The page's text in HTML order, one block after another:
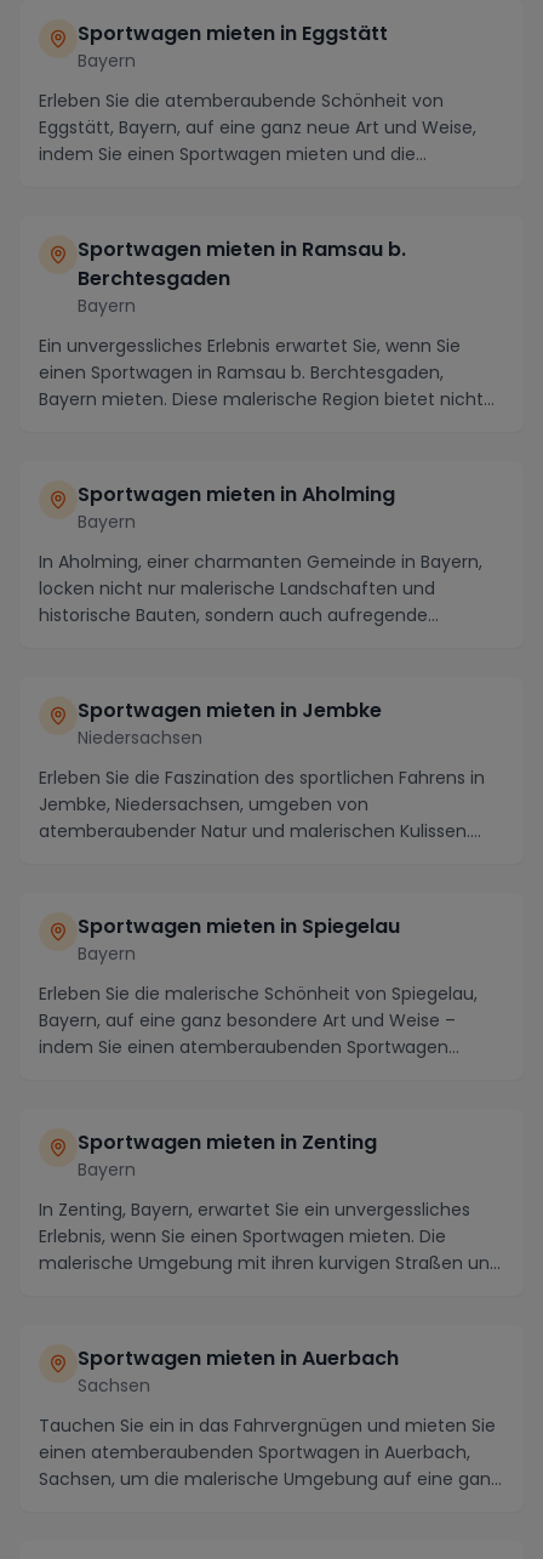
Sportwagen mieten in Eggstätt
Bayern
Erleben Sie die atemberaubende Schönheit von
Eggstätt, Bayern, auf eine ganz neue Art und Weise,
indem Sie einen Sportwagen mieten und die
Sportwagen mieten in Ramsau b.
Berchtesgaden
Bayern
Ein unvergessliches Erlebnis erwartet Sie, wenn Sie
einen Sportwagen in Ramsau b. Berchtesgaden,
Bayern mieten. Diese malerische Region bietet nicht
Sportwagen mieten in Aholming
Bayern
In Aholming, einer charmanten Gemeinde in Bayern,
locken nicht nur malerische Landschaften und
historische Bauten, sondern auch aufregende
Sportwagen mieten in Jembke
Niedersachsen
Erleben Sie die Faszination des sportlichen Fahrens in
Jembke, Niedersachsen, umgeben von
atemberaubender Natur und malerischen Kulissen.
Sportwagen mieten in Spiegelau
Bayern
Erleben Sie die malerische Schönheit von Spiegelau,
Bayern, auf eine ganz besondere Art und Weise –
indem Sie einen atemberaubenden Sportwagen
Sportwagen mieten in Zenting
Bayern
In Zenting, Bayern, erwartet Sie ein unvergessliches
Erlebnis, wenn Sie einen Sportwagen mieten. Die
malerische Umgebung mit ihren kurvigen Straßen un...
Sportwagen mieten in Auerbach
Sachsen
Tauchen Sie ein in das Fahrvergnügen und mieten Sie
einen atemberaubenden Sportwagen in Auerbach,
Sachsen, um die malerische Umgebung auf eine ganz